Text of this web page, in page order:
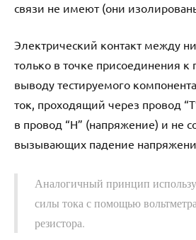
связи не имеют (они
Электрический контакт между
только в точке присоединения к
выводу тестируемого
ток, проходящий через провод
в провод “Н” (напряжение) и не
вызывающих падение
Аналогичный принцип
силы тока с помощью
резистора.